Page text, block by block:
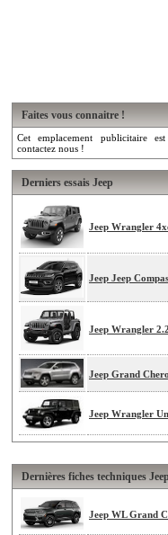
Faites vous connaitre !
Cet emplacement publicitaire
contactez nous !
Derniers essais Jeep
Jeep Wrangler
Jeep Jeep
Jeep Wrangler
Jeep Grand
Jeep Wrangler
Dernières fiches techniques
Jeep WL Grand